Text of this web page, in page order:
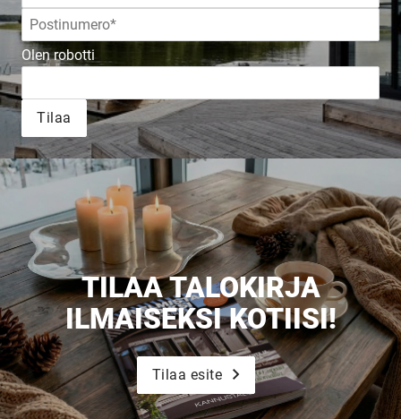
Olen robotti
Tilaa
TILAA TALOKIRJA
ILMAISEKSI KOTIISI!
Tilaa esite
JULKAISTU
Upea yli 200-sivuinen talokirja!
Tilaa esite